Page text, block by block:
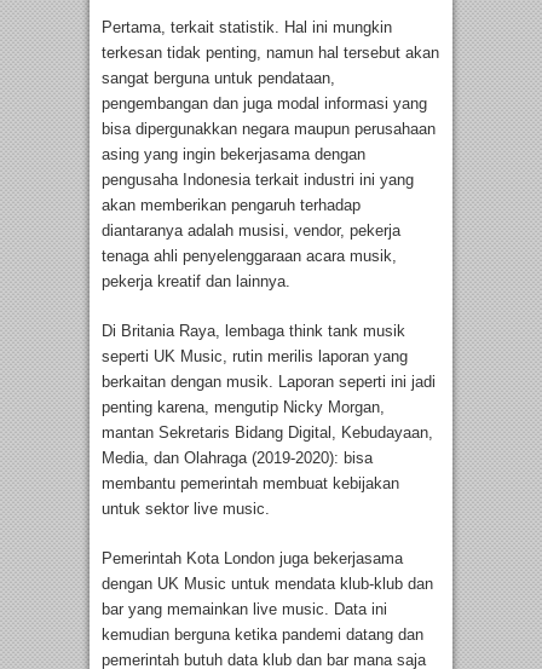
Pertama, terkait statistik. Hal ini mungkin
terkesan tidak penting, namun hal tersebut akan
sangat berguna untuk pendataan,
pengembangan dan juga modal informasi yang
bisa dipergunakkan negara maupun perusahaan
asing yang ingin bekerjasama dengan
pengusaha Indonesia terkait industri ini yang
akan memberikan pengaruh terhadap
diantaranya adalah musisi, vendor, pekerja
tenaga ahli penyelenggaraan acara musik,
pekerja kreatif dan lainnya.
Di Britania Raya, lembaga think tank musik
seperti UK Music, rutin merilis laporan yang
berkaitan dengan musik. Laporan seperti ini jadi
penting karena, mengutip Nicky Morgan,
mantan Sekretaris Bidang Digital, Kebudayaan,
Media, dan Olahraga (2019-2020): bisa
membantu pemerintah membuat kebijakan
untuk sektor live music.
Pemerintah Kota London juga bekerjasama
dengan UK Music untuk mendata klub-klub dan
bar yang memainkan live music. Data ini
kemudian berguna ketika pandemi datang dan
pemerintah butuh data klub dan bar mana saja